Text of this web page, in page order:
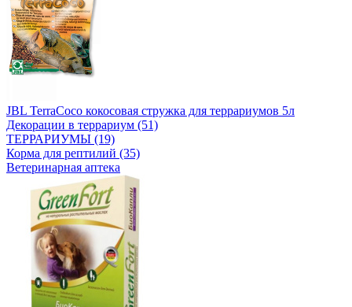
JBL TerraCoco кокосовая стружка для террариумов 5л
Декорации в террариум (51)
ТЕРРАРИУМЫ (19)
Корма для рептилий (35)
Ветеринарная аптека